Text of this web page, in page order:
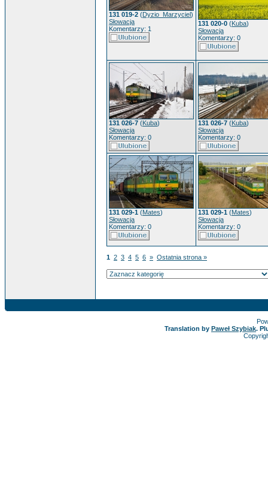
131 019-2 (Dyzio_Marzyciel)
Słowacja
Komentarzy: 1
131 020-0 (Kuba)
Słowacja
Komentarzy: 0
131 026-7 (Kuba)
Słowacja
Komentarzy: 0
131 026-7 (Kuba)
Słowacja
Komentarzy: 0
131 029-1 (Mates)
Słowacja
Komentarzy: 0
131 029-1 (Mates)
Słowacja
Komentarzy: 0
1 2 3 4 5 6 » Ostatnia strona »
Translation by Paweł Szybiak.